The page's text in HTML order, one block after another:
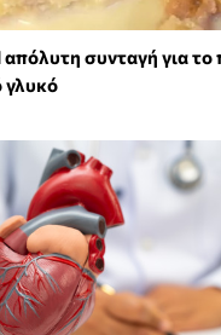
συνταγή για το
γλυκό